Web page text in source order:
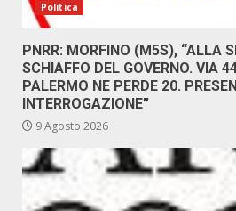
Politica
PNRR: MORFINO (M5S), “ALLA
SCHIAFFO DEL GOVERNO. VIA
PALERMO NE PERDE 20.
INTERROGAZIONE”
9 Agosto 2026